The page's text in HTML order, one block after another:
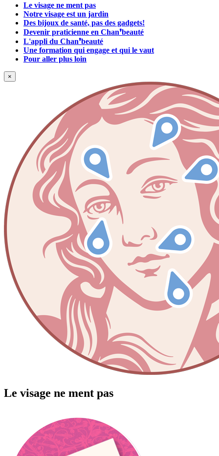
Le visage ne ment pas
Notre visage est un jardin
Des bijoux de santé, pas des gadgets!
Devenir praticienne en Chan❜beauté
L'appli du Chan❜beauté
Une formation qui engage et qui le vaut
Pour aller plus loin
×
Le visage ne ment pas